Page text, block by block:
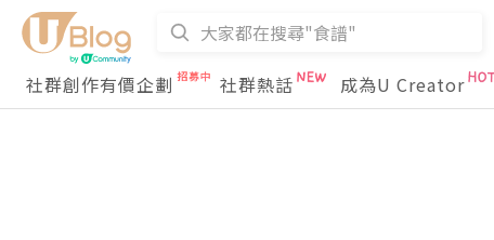
社群創作有價企劃
社群熱話 成為U Creator